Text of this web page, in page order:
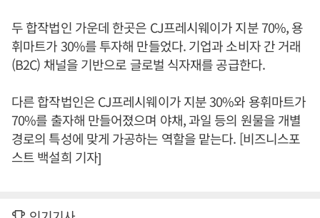
두 합작법인 가운데 한곳은 CJ프레시웨이가 지분 70%, 용
휘마트가 30%를 투자해 만들었다. 기업과 소비자 간 거래
(B2C) 채널을 기반으로 글로벌 식자재를 공급한다.
다른 합작법인은 CJ프레시웨이가 지분 30%와 용휘마트가
70%를 출자해 만들어졌으며 야채, 과일 등의 원물을 개별
경로의 특성에 맞게 가공하는 역할을 맡는다. [비즈니스포
스트 백설희 기자]